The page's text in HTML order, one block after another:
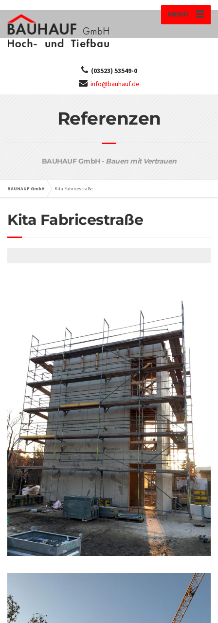
MENÜ
(03523) 53549-0
info@bauhauf.de
Referenzen
BAUHAUF GmbH - Bauen mit Vertrauen
BAUHAUF GmbH Kita Fabricestraße
Kita Fabricestraße